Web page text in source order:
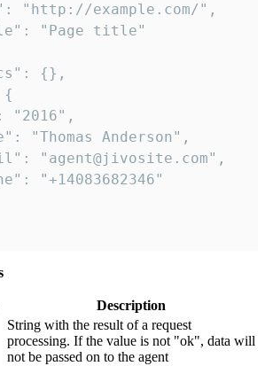
"http://example.com/",
"Page title"
{},
{
"2016",
"Thomas Anderson",
"agent@jivosite.com",
"+14083682346"
Description
String with the result of a request
processing. If the value is not "ok", data will
not be passed on to the agent